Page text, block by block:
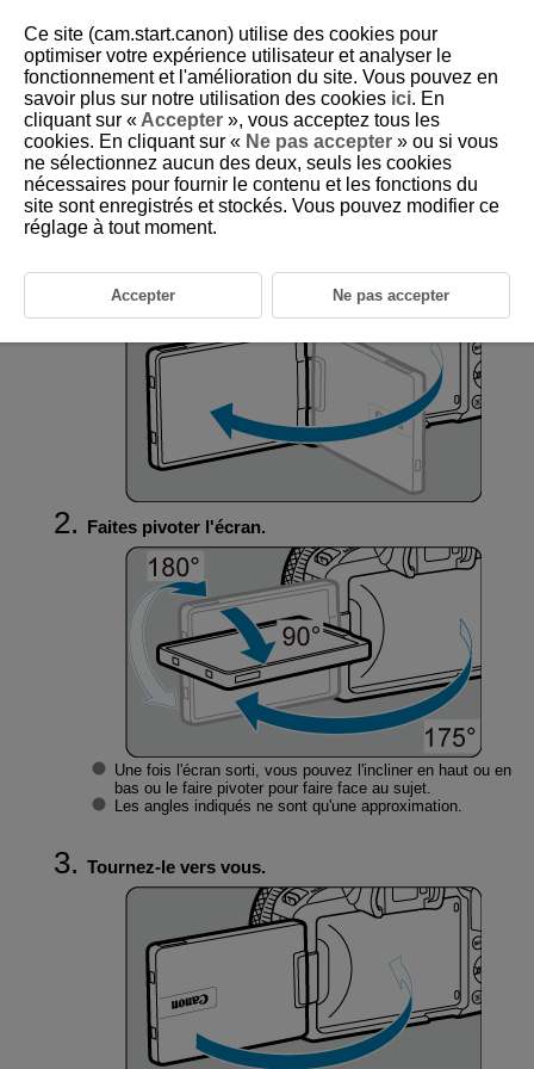
D266-017
Utilisation de l'écran
Vous pouvez modifier l'orientation et l'angle de l'écran.
Ouvrez l'écran.
Faites pivoter l'écran.
Une fois l'écran sorti, vous pouvez l'incliner en haut ou en
bas ou le faire pivoter pour faire face au sujet.
Les angles indiqués ne sont qu'une approximation.
Tournez-le vers vous.
Ce site (cam.start.canon) utilise des cookies pour
optimiser votre expérience utilisateur et analyser le
fonctionnement et l'amélioration du site. Vous pouvez en
savoir plus sur notre utilisation des cookies ici. En
cliquant sur « Accepter », vous acceptez tous les
cookies. En cliquant sur « Ne pas accepter » ou si vous
ne sélectionnez aucun des deux, seuls les cookies
nécessaires pour fournir le contenu et les fonctions du
site sont enregistrés et stockés. Vous pouvez modifier ce
réglage à tout moment.
Accepter Ne pas accepter